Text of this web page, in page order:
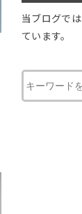
当ブログで
ています。